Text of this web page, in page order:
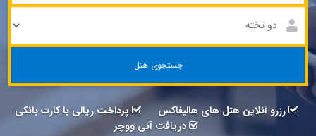
جستجوی هتل
رزرو آنلاین هتل های هالیفاکس
پرداخت ریالی با کارت بانکی
دریافت آنی ووچر